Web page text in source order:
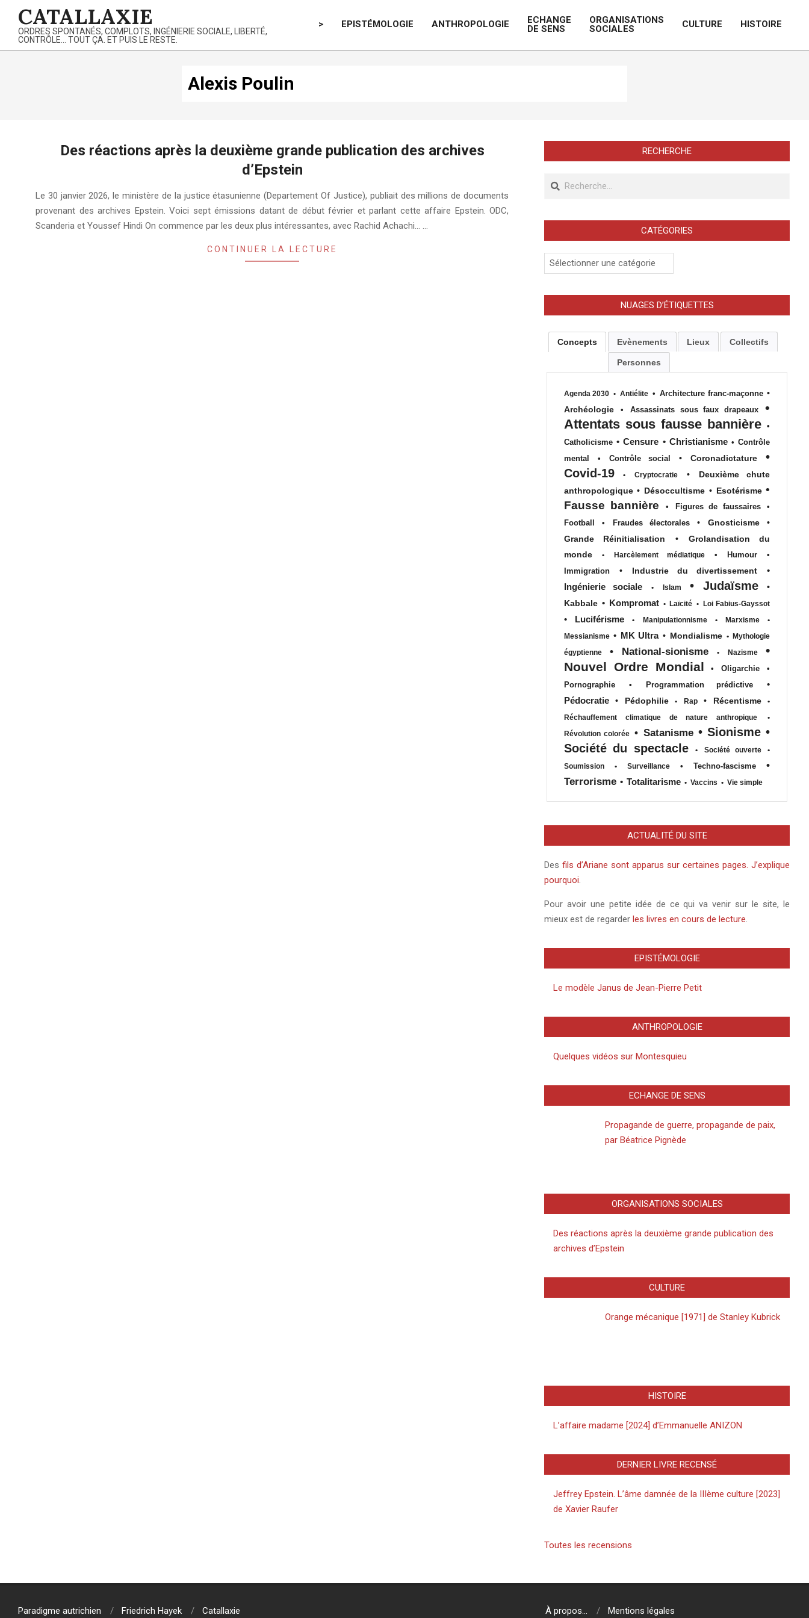
content
CATALLAXIE
ORDRES SPONTANÉS, COMPLOTS, INGÉNIERIE SOCIALE, LIBERTÉ,
CONTRÔLE… TOUT ÇA. ET PUIS LE RESTE.
> EPISTÉMOLOGIE ANTHROPOLOGIE
ECHANGE
DE SENS
ORGANISATIONS
SOCIALES
CULTURE HISTOIRE
Alexis Poulin
Des réactions après la deuxième grande publication des archives
d’Epstein
02-
03
Le 30 janvier 2026, le ministère de la justice étasunienne (Departement Of Justice), publiait des millions de documents
provenant des archives Epstein. Voici sept émissions datant de début février et parlant cette affaire Epstein. ODC,
Scanderia et Youssef Hindi On commence par les deux plus intéressantes, avec Rachid Achachi… …
CONTINUER LA LECTURE
RECHERCHE
Recherche
CATÉGORIES
Catégories
NUAGES D’ÉTIQUETTES
Concepts Evènements Lieux Collectifs
Personnes
Agenda 2030 • Antiélite • Architecture franc-maçonne •
Archéologie
• Assassinats sous faux drapeaux
•
Attentats sous fausse bannière
•
Catholicisme • Censure • Christianisme • Contrôle
mental
• Contrôle social • Coronadictature
•
Covid-19
• Cryptocratie •
Deuxième chute
anthropologique • Désoccultisme • Esotérisme •
Fausse bannière
• Figures de faussaires
•
Football
• Fraudes électorales • Gnosticisme
•
Grande Réinitialisation
•
Grolandisation du
monde
• Harcèlement médiatique • Humour
•
Immigration
• Industrie du divertissement
•
Ingénierie sociale
• Islam • Judaïsme
•
Kabbale • Kompromat • Laïcité • Loi Fabius-Gayssot
• Luciférisme • Manipulationnisme • Marxisme
•
Messianisme • MK Ultra • Mondialisme • Mythologie
égyptienne
• National-sionisme • Nazisme
•
Nouvel Ordre Mondial
• Oligarchie
•
Pornographie
• Programmation prédictive
•
Pédocratie
• Pédophilie • Rap • Récentisme
•
Réchauffement climatique de nature anthropique
•
Révolution colorée • Satanisme • Sionisme •
Société du spectacle
• Société ouverte
•
Soumission
• Surveillance • Techno-fascisme
•
Terrorisme • Totalitarisme • Vaccins • Vie simple
ACTUALITÉ DU SITE
Des fils d’Ariane sont apparus sur certaines pages. J’explique
pourquoi.
Pour avoir une petite idée de ce qui va venir sur le site, le
mieux est de regarder les livres en cours de lecture.
EPISTÉMOLOGIE
Le modèle Janus de Jean-Pierre Petit
ANTHROPOLOGIE
Quelques vidéos sur Montesquieu
ECHANGE DE SENS
Propagande de guerre, propagande de paix,
par Béatrice Pignède
ORGANISATIONS SOCIALES
Des réactions après la deuxième grande publication des
archives d’Epstein
CULTURE
Orange mécanique [1971] de Stanley Kubrick
HISTOIRE
L’affaire madame [2024] d’Emmanuelle ANIZON
DERNIER LIVRE RECENSÉ
Jeffrey Epstein. L’âme damnée de la IIIème culture [2023]
de Xavier Raufer
Toutes les recensions
Paradigme autrichien Friedrich Hayek Catallaxie À propos… Mentions légales